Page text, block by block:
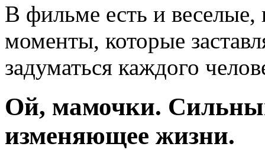
В фильме есть и веселые,
моменты, которые
задуматься каждого
Ой, мамочки.
изменяющее жизни.